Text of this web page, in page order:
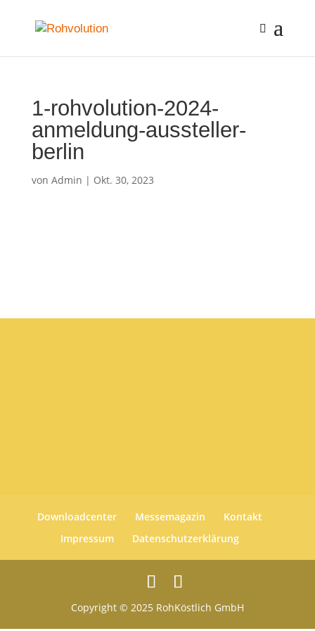
1-rohvolution-2024-
anmeldung-aussteller-
berlin
von Admin | Okt. 30, 2023
Downloadcenter Messemagazin
Kontakt
Impressum
Datenschutzerklärung
Copyright © 2025 RohKöstlich GmbH